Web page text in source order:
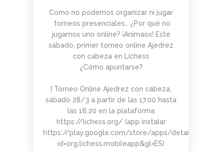
AJEDREZ
CON
CABEZA –
JUNIO 2026
AJEDREZ
PARA
TODAS
LAS
EDADES
Y
NIVELES
JUNIO
INFORMACIÓN
GENERAL
4
MAYO
2026
BOLETÍN
MAYO 2026 –
CON
CABEZA
30
ABRIL
2026
TORNEO
PARA
EDADES
Y
NIVELES
–
AJEDREZ
CON
CABEZA
30
ABRIL
2026
APRENDER A
MIRAR EL
GEOMÉTRICA:
PIET
MONDRIAN (Y
VISITA AL
MONASTERIO
DEL PAULAR)
29
ABRIL
AJEDREZ
INICIACIÓN
PARA
ADULTOS -
27
ABRIL
2026
CAMPAMENTO
DE VERANO
AJEDREZ CON
CABEZA 2026
16
MARZO
2026
EL DESAFÍO
PSICOLÓGICO
DE JUGAR
CON
Como no podemos organizar ni jugar
torneos presenciales… ¿Por qué no
jugamos uno online? ¡Animaos! Este
sábado, primer torneo online Ajedrez
con cabeza en Lichess
¿Cómo apuntarse?
I Torneo Online Ajedrez con cabeza,
sábado 28/3 a partir de las 17.00 hasta
las 18.20 en la plataforma
https://lichess.org/ (app instalar
https://play.google.com/store/apps/details?
id=org.lichess.mobileapp&gl=ES)